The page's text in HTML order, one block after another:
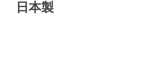
日本製